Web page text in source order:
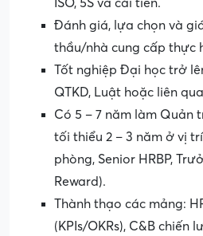
ISO, 5S và cải tiến.
Đánh giá, lựa chọn và
thầu/nhà cung cấp thực
Tốt nghiệp Đại học trở
QTKD, Luật hoặc liên
Có 5 – 7 năm làm Quản
tối thiểu 2 – 3 năm ở vị
phòng, Senior HRBP,
Reward).
Thành thạo các mảng:
(KPIs/OKRs), C&B chiến